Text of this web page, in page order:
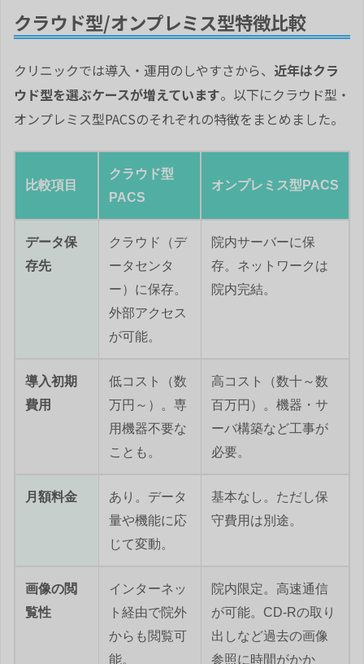
クラウド型/オンプレミス型特徴比較
クリニックでは導入・運用のしやすさから、 近年はクラ
ウド型を選ぶケースが増えています。以下にクラウド型・
オンプレミス型PACSのそれぞれの特徴をまとめました。
比較項目
クラウド型
PACS
オンプレミス型PACS
データ保
存先
クラウド（デ
ータセンタ
ー）に保存。
外部アクセス
が可能。
院内サーバーに保
存。ネットワークは
院内完結。
導入初期
費用
低コスト（数
万円～）。専
用機器不要な
ことも。
高コスト（数十～数
百万円）。機器・サ
ーバ構築など工事が
必要。
月額料金
あり。データ
量や機能に応
じて変動。
基本なし。ただし保
守費用は別途。
画像の閲
覧性
インターネッ
ト経由で院外
からも閲覧可
能。
院内限定。高速通信
が可能。CD-Rの取り
出しなど過去の画像
参照に時間がかか